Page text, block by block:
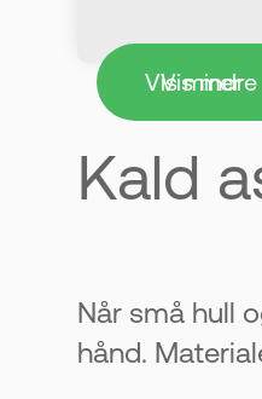
- Kan
Den
- Passer
Brukes til
- Gir et
Vis mer
Vis mindre
Kald
Når små hull
hånd.